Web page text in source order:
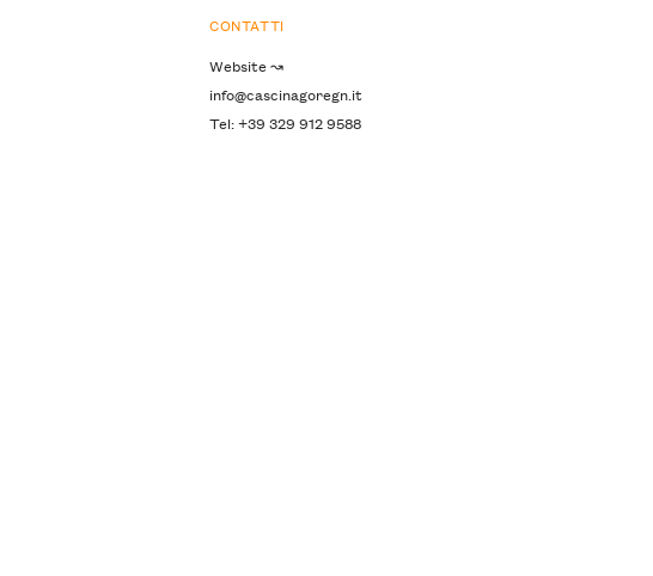
CONTATTI
Website ↝
info@cascinagoregn.it
Tel: +39 329 912 9588